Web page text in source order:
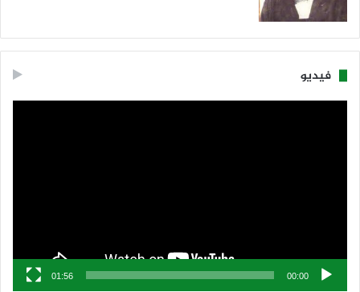
فيديو
00:00
01:56